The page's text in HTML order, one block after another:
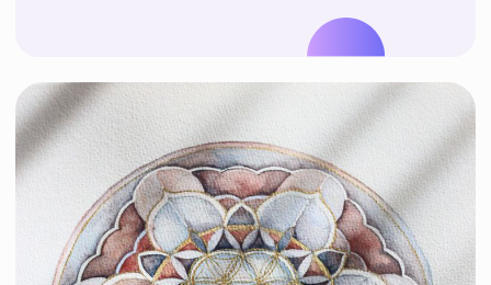
Уроки рисования